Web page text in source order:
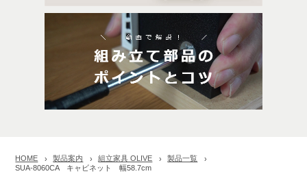
HOME 製品案内 組立家具 OLIVE
製品一覧
SUA-8060CA キャビネット 幅58.7cm